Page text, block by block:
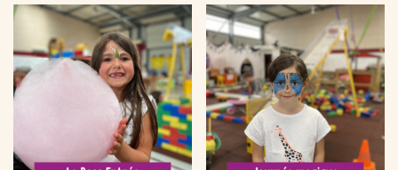
a
plusieurs
variations.
Les
être
a
plusieurs
variations.
Les
options
peuvent
être